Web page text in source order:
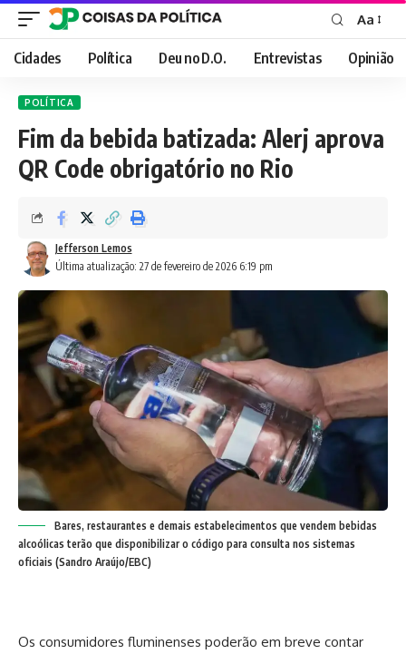
Font
Resizer
Aa
Cidades Política Deu no D.O. Entrevistas Opinião
POLÍTICA
Fim da bebida batizada: Alerj aprova
QR Code obrigatório no Rio
Última atualização: 27 de fevereiro de 2026 6:19 pm
Jefferson Lemos
Bares, restaurantes e demais estabelecimentos que vendem bebidas
alcoólicas terão que disponibilizar o código para consulta nos sistemas
oficiais (Sandro Araújo/EBC)
Os consumidores fluminenses poderão em breve contar